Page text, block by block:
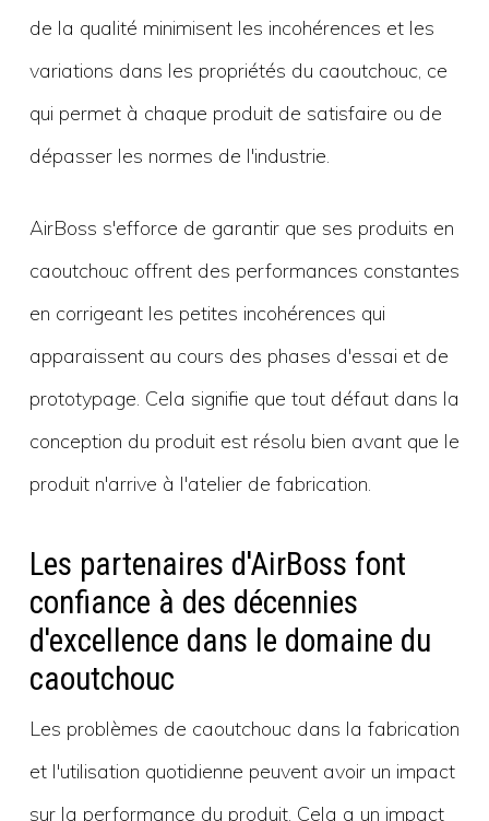
de la qualité minimisent les incohérences et les
variations dans les propriétés du caoutchouc, ce
qui permet à chaque produit de satisfaire ou de
dépasser les normes de l'industrie.
AirBoss s'efforce de garantir que ses produits en
caoutchouc offrent des performances constantes
en corrigeant les petites incohérences qui
apparaissent au cours des phases d'essai et de
prototypage. Cela signifie que tout défaut dans la
conception du produit est résolu bien avant que le
produit n'arrive à l'atelier de fabrication.
Les partenaires d'AirBoss font
confiance à des décennies
d'excellence dans le domaine du
caoutchouc
Les problèmes de caoutchouc dans la fabrication
et l'utilisation quotidienne peuvent avoir un impact
sur la performance du produit. Cela a un impact